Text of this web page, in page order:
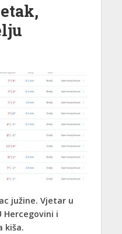
južine. Vjetar u
Hercegovini i
kiša.